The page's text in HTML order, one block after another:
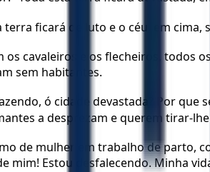
terra ficará de luto e o céu, em
os cavaleiros e os flecheiros, todos
sem habitantes.
ó cidade devastada? Por
a desprezam e querem tirar-
de mulher em trabalho de parto,
mim! Estou desfalecendo. Minha